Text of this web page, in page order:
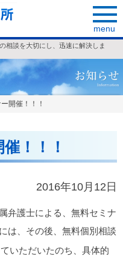
相談を大切にし、迅速に解決しま
開催！！！
menu
！！！
2016年10月12日
弁護士による、無料セミナ
は、その後、無料個別相談
いただいたのち、具体的